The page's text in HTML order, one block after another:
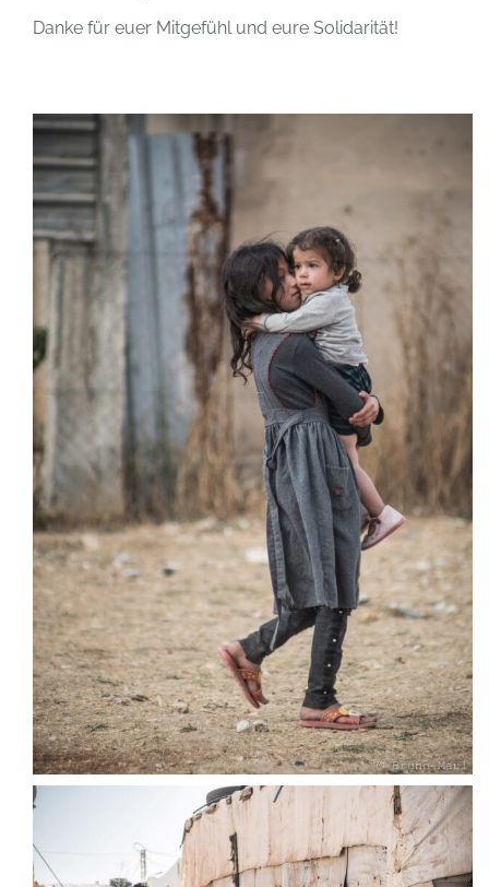
Danke für euer Mitgefühl und eure Solidarität!